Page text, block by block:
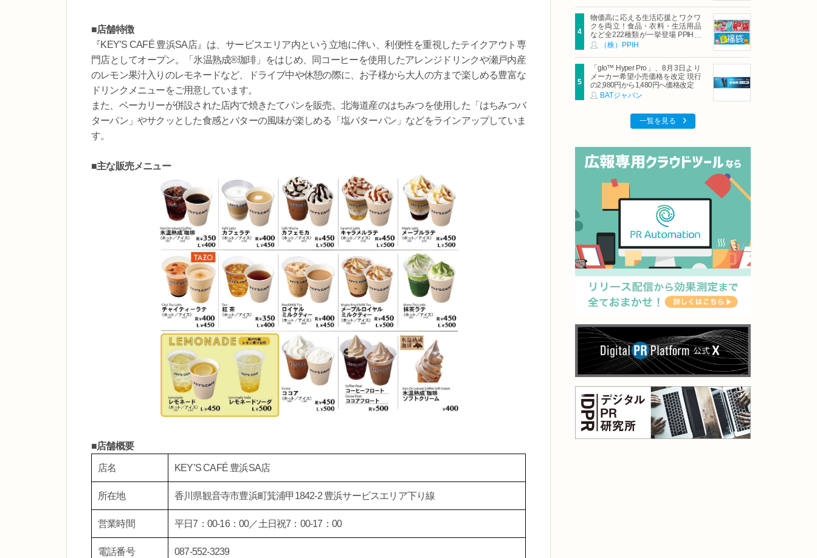
■店舗特徴
『KEY’S CAFÉ 豊浜SA店』は、サービスエリア内という立地に伴い、利便性を重視したテイクアウト専
門店としてオープン。「氷温熟成®珈琲」をはじめ、同コーヒーを使用したアレンジドリンクや瀬戸内産
のレモン果汁入りのレモネードなど、ドライブ中や休憩の際に、お子様から大人の方まで楽しめる豊富な
ドリンクメニューをご用意しています。
また、ベーカリーが併設された店内で焼きたてパンを販売。北海道産のはちみつを使用した「はちみつバ
ターパン」やサクッとした食感とバターの風味が楽しめる「塩バターパン」などをラインアップしていま
す。
■主な販売メニュー
■店舗概要
店名 KEY’S CAFÉ 豊浜SA店
所在地 香川県観音寺市豊浜町箕浦甲1842-2 豊浜サービスエリア下り線
営業時間 平日7：00-16：00／土日祝7：00-17：00
電話番号 087-552-3239
物価高に応える生活応援とワクワ
クを両立！食品・衣料・生活用品
など全222種類が一挙登場 PPIHグ
ループ「夏福袋」＆セール 8月6日
（株）PPIH
「glo™ Hyper Pro」、8月3日より
メーカー希望小売価格を改定 現行
の2,980円から1,480円へ価格改定
BATジャパン
一覧を見る